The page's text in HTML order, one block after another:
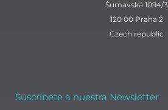
Šumavská 1094/3
120 00 Praha 2
Czech republic
Suscríbete a nuestra Newsletter